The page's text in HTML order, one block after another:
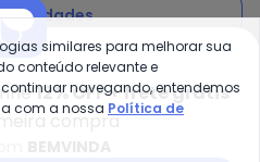
novidades
com a nossa
12% OFF + frete grátis
compra
similares para melhorar sua
conteúdo relevante e
navegando, entendemos
com a nossa Política de